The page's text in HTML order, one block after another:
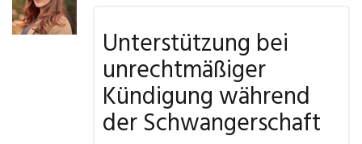
Unterstützung bei
unrechtmäßiger
Kündigung während
der Schwangerschaft